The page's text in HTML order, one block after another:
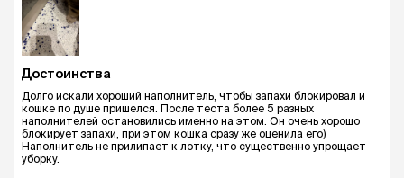
Достоинства
Долго искали хороший наполнитель, чтобы запахи блокировал и
кошке по душе пришелся. После теста более 5 разных
наполнителей остановились именно на этом. Он очень хорошо
блокирует запахи, при этом кошка сразу же оценила его)
Наполнитель не прилипает к лотку, что существенно упрощает
уборку.